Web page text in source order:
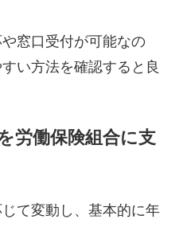
窓口受付が可能なの
い方法を確認すると良
労働保険組合に支
て変動し、基本的に年